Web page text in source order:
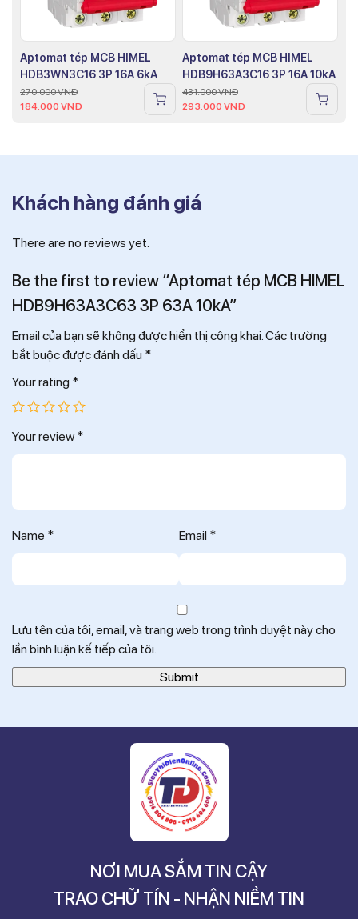
Aptomat tép MCB HIMEL
HDB3WN3C16 3P 16A 6kA
270.000VNĐ
184.000 VNĐ
Aptomat tép MCB HIMEL
HDB9H63A3C16 3P 16A 10kA
431.000VNĐ
293.000 VNĐ
Khách hàng đánh giá
There are no reviews yet.
Be the first to review “Aptomat tép MCB HIMEL
HDB9H63A3C63 3P 63A 10kA”
Email của bạn sẽ không được hiển thị công khai.Các trường
bắt buộc được đánh dấu *
Your rating *
Your review *
Name * Email *
Lưu tên của tôi, email, và trang web trong trình duyệt này cho
lần bình luận kế tiếp của tôi.
NƠI MUA SẮM TIN CẬY
TRAO CHỮ TÍN - NHẬN NIỀM TIN